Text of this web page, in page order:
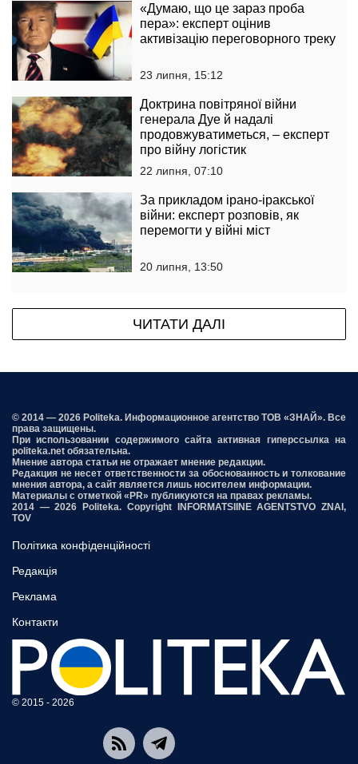
«Думаю, що це зараз проба
пера»: експерт оцінив
активізацію переговорного треку
23 липня, 15:12
Доктрина повітряної війни
генерала Дуе й надалі
продовжуватиметься, – експерт
про війну логістик
22 липня, 07:10
За прикладом ірано-іракської
війни: експерт розповів, як
перемогти у війні міст
20 липня, 13:50
ЧИТАТИ ДАЛІ
© 2014 — 2026 Politeka. Информационное агентство ТОВ «ЗНАЙ». Все
права защищены.
При использовании содержимого сайта активная гиперссылка на
politeka.net обязательна.
Мнение автора статьи не отражает мнение редакции.
Редакция не несет ответственности за обоснованность и толкование
мнения автора, а сайт является лишь носителем информации.
Материалы с отметкой «PR» публикуются на правах рекламы.
2014 — 2026 Politeka. Copyright INFORMATSIINE AGENTSTVO ZNAI,
TOV
Політика конфіденційності
Редакція
Реклама
Контакти
© 2015 - 2026